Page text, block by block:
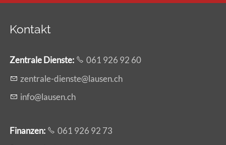
Kontakt
Zentrale Dienste:
061 926 92 60
z ntr l -d nst l s nch
nf
l s nch
Finanzen:
061 926 92 73